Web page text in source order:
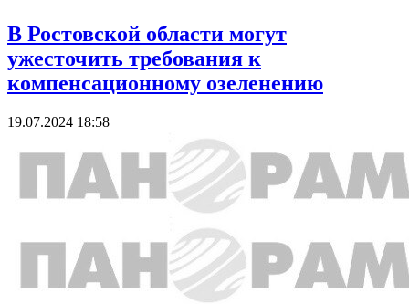
В Ростовской области могут
ужесточить требования к
компенсационному озеленению
19.07.2024 18:58